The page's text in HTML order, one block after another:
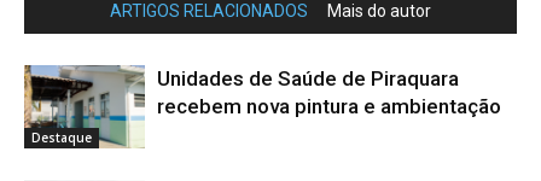
ARTIGOS RELACIONADOS Mais do autor
Destaque
Unidades de Saúde de Piraquara
recebem nova pintura e ambientação